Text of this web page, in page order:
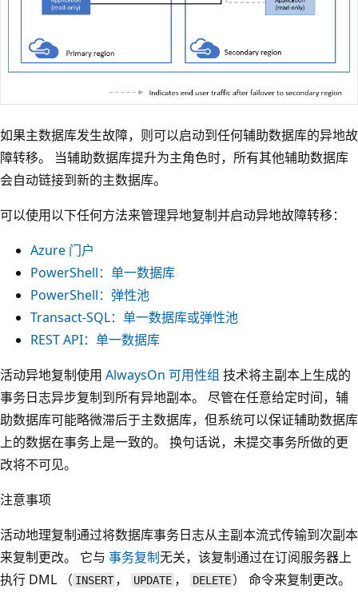
如果主数据库发生故障，则可以启动到任何辅助数据库的异地故
障转移。 当辅助数据库提升为主角色时，所有其他辅助数据库
会自动链接到新的主数据库。
可以使用以下任何方法来管理异地复制并启动异地故障转移：
Azure 门户
PowerShell：单一数据库
PowerShell：弹性池
Transact-SQL：单一数据库或弹性池
REST API：单一数据库
活动异地复制使用 AlwaysOn 可用性组 技术将主副本上生成的
事务日志异步复制到所有异地副本。 尽管在任意给定时间，辅
助数据库可能略微滞后于主数据库，但系统可以保证辅助数据库
上的数据在事务上是一致的。 换句话说，未提交事务所做的更
改将不可见。
注意事项
活动地理复制通过将数据库事务日志从主副本流式传输到次副本
来复制更改。 它与 事务复制无关，该复制通过在订阅服务器上
执行 DML （ INSERT ， UPDATE ， DELETE ） 命令来复制更改。